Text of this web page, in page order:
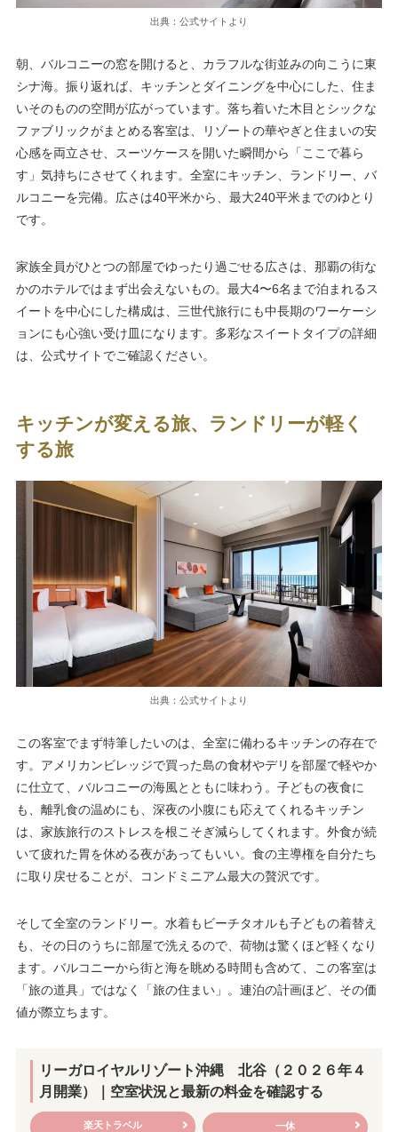
出典：公式サイトより
朝、バルコニーの窓を開けると、カラフルな街並みの向こうに東
シナ海。振り返れば、キッチンとダイニングを中心にした、住ま
いそのものの空間が広がっています。落ち着いた木目とシックな
ファブリックがまとめる客室は、リゾートの華やぎと住まいの安
心感を両立させ、スーツケースを開いた瞬間から「ここで暮ら
す」気持ちにさせてくれます。全室にキッチン、ランドリー、バ
ルコニーを完備。広さは40平米から、最大240平米までのゆとり
です。
家族全員がひとつの部屋でゆったり過ごせる広さは、那覇の街な
かのホテルではまず出会えないもの。最大4〜6名まで泊まれるス
イートを中心にした構成は、三世代旅行にも中長期のワーケーシ
ョンにも心強い受け皿になります。多彩なスイートタイプの詳細
は、公式サイトでご確認ください。
キッチンが変える旅、ランドリーが軽く
する旅
出典：公式サイトより
この客室でまず特筆したいのは、全室に備わるキッチンの存在で
す。アメリカンビレッジで買った島の食材やデリを部屋で軽やか
に仕立て、バルコニーの海風とともに味わう。子どもの夜食に
も、離乳食の温めにも、深夜の小腹にも応えてくれるキッチン
は、家族旅行のストレスを根こそぎ減らしてくれます。外食が続
いて疲れた胃を休める夜があってもいい。食の主導権を自分たち
に取り戻せることが、コンドミニアム最大の贅沢です。
そして全室のランドリー。水着もビーチタオルも子どもの着替え
も、その日のうちに部屋で洗えるので、荷物は驚くほど軽くなり
ます。バルコニーから街と海を眺める時間も含めて、この客室は
「旅の道具」ではなく「旅の住まい」。連泊の計画ほど、その価
値が際立ちます。
リーガロイヤルリゾート沖縄 北谷（２０２６年４
月開業）
｜空室状況と最新の料金を確認する
楽天トラベル 一休